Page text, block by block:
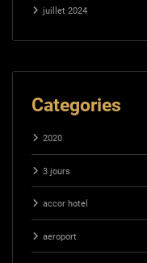
juillet 2024
Categories
2020
3 jours
accor hotel
aeroport